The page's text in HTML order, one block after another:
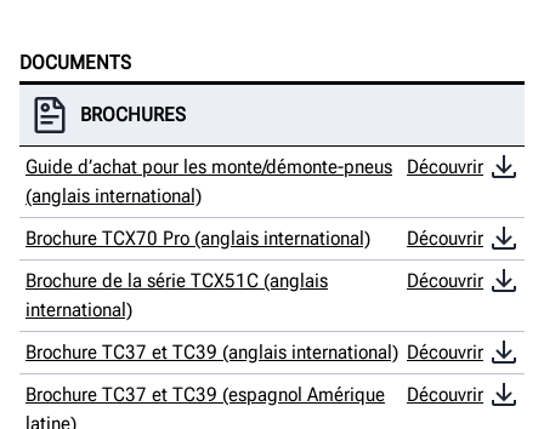
DOCUMENTS
BROCHURES
Guide d’achat pour les monte/démonte-pneus
(anglais international)
Découvrir
Brochure TCX70 Pro (anglais international)
Découvrir
Brochure de la série TCX51C (anglais
international)
Découvrir
Brochure TC37 et TC39 (anglais international) Découvrir
Brochure TC37 et TC39 (espagnol Amérique
latine)
Découvrir